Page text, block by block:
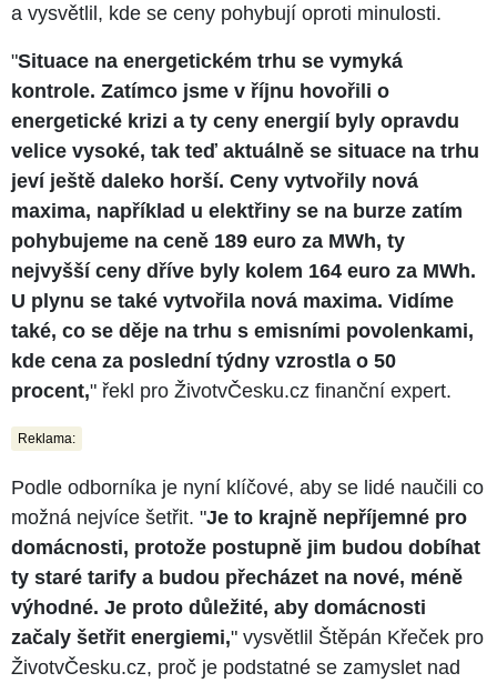
a vysvětlil, kde se ceny pohybují oproti minulosti.
"Situace na energetickém trhu se vymyká
kontrole. Zatímco jsme v říjnu hovořili o
energetické krizi a ty ceny energií byly opravdu
velice vysoké, tak teď aktuálně se situace na trhu
jeví ještě daleko horší. Ceny vytvořily nová
maxima, například u elektřiny se na burze zatím
pohybujeme na ceně 189 euro za MWh, ty
nejvyšší ceny dříve byly kolem 164 euro za MWh.
U plynu se také vytvořila nová maxima. Vidíme
také, co se děje na trhu s emisními povolenkami,
kde cena za poslední týdny vzrostla o 50
procent," řekl pro ŽivotvČesku.cz finanční expert.
Reklama:
Podle odborníka je nyní klíčové, aby se lidé naučili co
možná nejvíce šetřit. "Je to krajně nepříjemné pro
domácnosti, protože postupně jim budou dobíhat
ty staré tarify a budou přecházet na nové, méně
výhodné. Je proto důležité, aby domácnosti
začaly šetřit energiemi," vysvětlil Štěpán Křeček pro
ŽivotvČesku.cz, proč je podstatné se zamyslet nad